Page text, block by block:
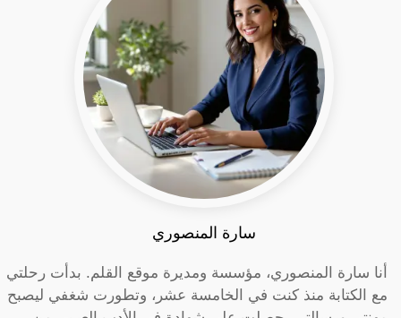
سارة المنصوري
أنا سارة المنصوري، مؤسسة ومديرة موقع القلم. بدأت رحلتي
مع الكتابة منذ كنت في الخامسة عشر، وتطورت شغفي ليصبح